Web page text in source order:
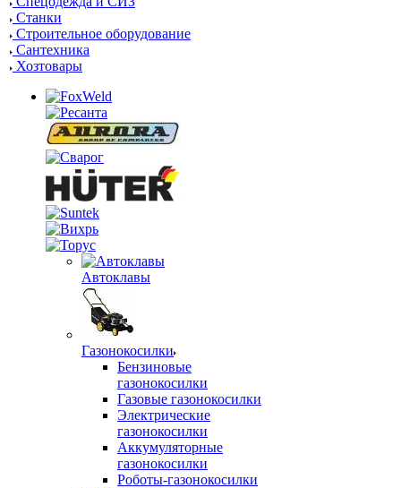
Станки
Строительное оборудование
Сантехника
Хозтовары
Автоклавы
Газонокосилки
Бензиновые
газонокосилки
Газовые газонокосилки
Электрические
газонокосилки
Аккумуляторные
газонокосилки
Роботы-газонокосилки